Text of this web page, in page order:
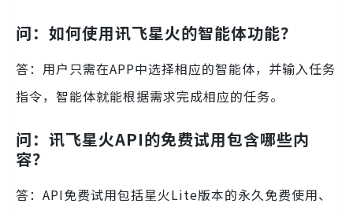
问：如何使用讯飞星火的智能体功能？
答：用户只需在APP中选择相应的智能体，并输入任务
指令，智能体就能根据需求完成相应的任务。
问：讯飞星火API的免费试用包含哪些内
容？
答：API免费试用包括星火Lite版本的永久免费使用、